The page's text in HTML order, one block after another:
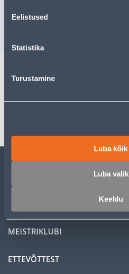
Eelistused
Statistika
Turustamine
Luba kõik
Luba valik
Keeldu
MEISTRIKLUBI
ETTEVÕTTEST